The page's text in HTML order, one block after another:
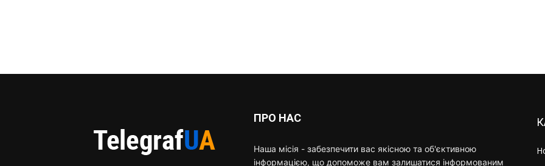
ПРО НАС
Наша місія - забезпечити вас якісною та об'єктивною
інформацією, що допоможе вам залишатися інформованим